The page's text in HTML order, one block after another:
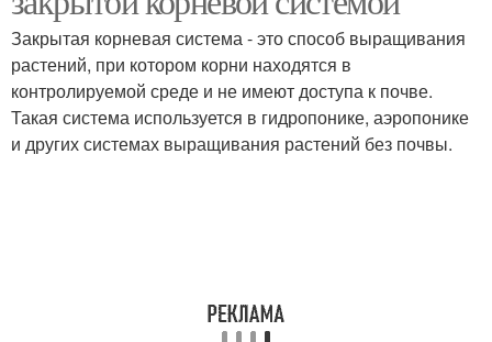
Закрытая корневая система - это способ выращивания
растений, при котором корни находятся в
контролируемой среде и не имеют доступа к почве.
Такая система используется в гидропонике, аэропонике
и других системах выращивания растений без почвы.